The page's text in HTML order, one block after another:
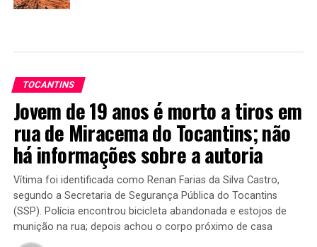
TOCANTINS
Jovem de 19 anos é morto a tiros em
rua de Miracema do Tocantins; não
há informações sobre a autoria
Vítima foi identificada como Renan Farias da Silva Castro,
segundo a Secretaria de Segurança Pública do Tocantins
(SSP). Polícia encontrou bicicleta abandonada e estojos de
munição na rua; depois achou o corpo próximo de casa